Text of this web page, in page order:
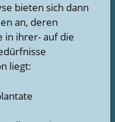
bieten sich dann
an, deren
in ihrer- auf die
liegt: